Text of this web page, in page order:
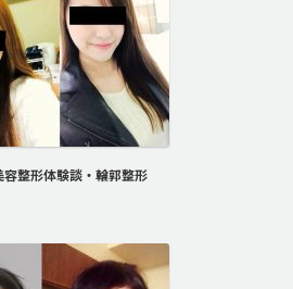
容整形体験談・輪郭整形